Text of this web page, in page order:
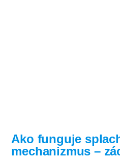
Ako funguje
mechanizmus –